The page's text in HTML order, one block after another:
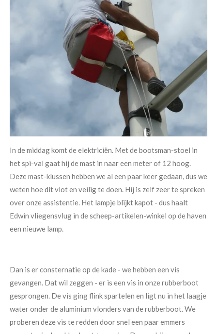
In de middag komt de elektriciën. Met de bootsman-stoel in
het spi-val gaat hij de mast in naar een meter of 12 hoog.
Deze mast-klussen hebben we al een paar keer gedaan, dus we
weten hoe dit vlot en veilig te doen. Hij is zelf zeer te spreken
over onze assistentie. Het lampje blijkt kapot - dus haalt
Edwin vliegensvlug in de scheep-artikelen-winkel op de haven
een nieuwe lamp.
Dan is er consternatie op de kade - we hebben een vis
gevangen. Dat wil zeggen - er is een vis in onze rubberboot
gesprongen. De vis ging flink spartelen en ligt nu in het laagje
water onder de aluminium vlonders van de rubberboot. We
proberen deze vis te redden door snel een paar emmers